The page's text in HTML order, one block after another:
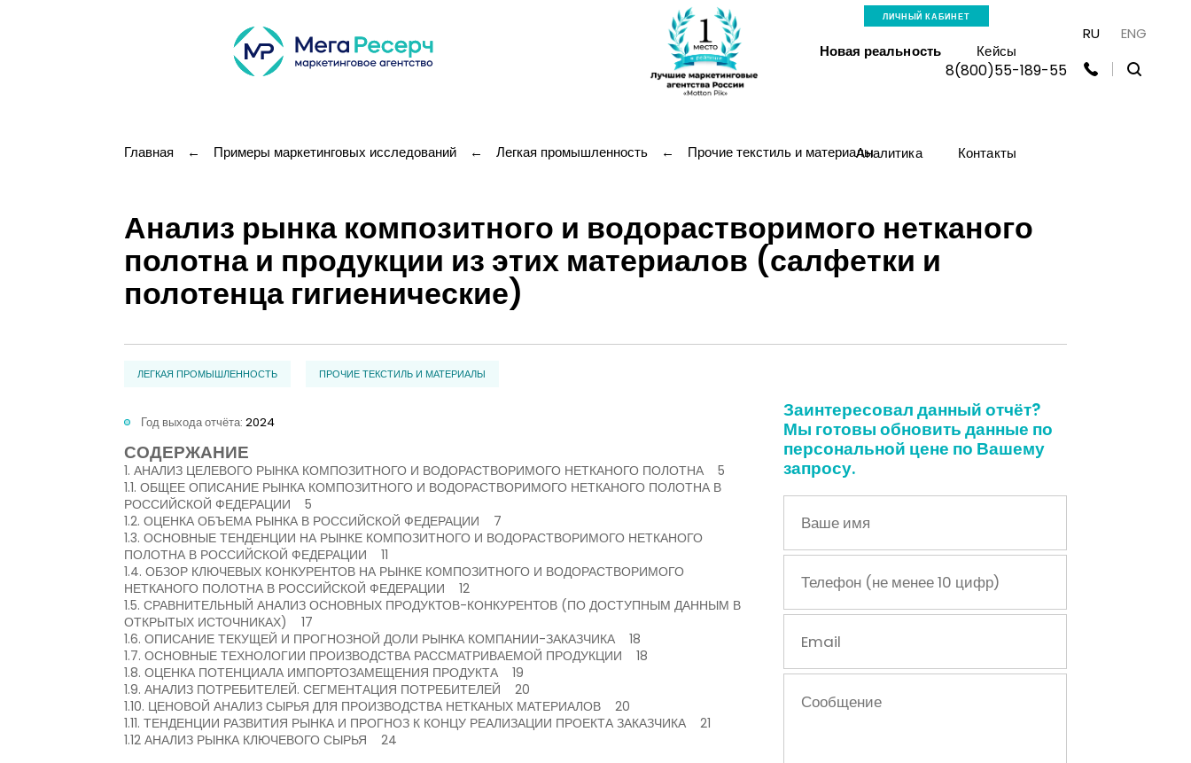
ЛИЧНЫЙ КАБИНЕТ
Новая реальность Кейсы
Аналитика Контакты
RU ENG
8(800)55-189-55
Главная ← Примеры маркетинговых исследований ← Легкая промышленность ← Прочие текстиль и материалы
Анализ рынка композитного и водорастворимого нетканого
полотна и продукции из этих материалов (салфетки и
полотенца гигиенические)
ЛЕГКАЯ ПРОМЫШЛЕННОСТЬ ПРОЧИЕ ТЕКСТИЛЬ И МАТЕРИАЛЫ
Год выхода отчёта: 2024
СОДЕРЖАНИЕ
1. АНАЛИЗ ЦЕЛЕВОГО РЫНКА КОМПОЗИТНОГО И ВОДОРАСТВОРИМОГО НЕТКАНОГО ПОЛОТНА 5
1.1. ОБЩЕЕ ОПИСАНИЕ РЫНКА КОМПОЗИТНОГО И ВОДОРАСТВОРИМОГО НЕТКАНОГО ПОЛОТНА В
РОССИЙСКОЙ ФЕДЕРАЦИИ 5
1.2. ОЦЕНКА ОБЪЕМА РЫНКА В РОССИЙСКОЙ ФЕДЕРАЦИИ 7
1.3. ОСНОВНЫЕ ТЕНДЕНЦИИ НА РЫНКЕ КОМПОЗИТНОГО И ВОДОРАСТВОРИМОГО НЕТКАНОГО
ПОЛОТНА В РОССИЙСКОЙ ФЕДЕРАЦИИ 11
1.4. ОБЗОР КЛЮЧЕВЫХ КОНКУРЕНТОВ НА РЫНКЕ КОМПОЗИТНОГО И ВОДОРАСТВОРИМОГО
НЕТКАНОГО ПОЛОТНА В РОССИЙСКОЙ ФЕДЕРАЦИИ 12
1.5. СРАВНИТЕЛЬНЫЙ АНАЛИЗ ОСНОВНЫХ ПРОДУКТОВ-КОНКУРЕНТОВ (ПО ДОСТУПНЫМ ДАННЫМ В
ОТКРЫТЫХ ИСТОЧНИКАХ) 17
1.6. ОПИСАНИЕ ТЕКУЩЕЙ И ПРОГНОЗНОЙ ДОЛИ РЫНКА КОМПАНИИ-ЗАКАЗЧИКА 18
1.7. ОСНОВНЫЕ ТЕХНОЛОГИИ ПРОИЗВОДСТВА РАССМАТРИВАЕМОЙ ПРОДУКЦИИ 18
1.8. ОЦЕНКА ПОТЕНЦИАЛА ИМПОРТОЗАМЕЩЕНИЯ ПРОДУКТА 19
1.9. АНАЛИЗ ПОТРЕБИТЕЛЕЙ. СЕГМЕНТАЦИЯ ПОТРЕБИТЕЛЕЙ 20
1.10. ЦЕНОВОЙ АНАЛИЗ СЫРЬЯ ДЛЯ ПРОИЗВОДСТВА НЕТКАНЫХ МАТЕРИАЛОВ 20
1.11. ТЕНДЕНЦИИ РАЗВИТИЯ РЫНКА И ПРОГНОЗ К КОНЦУ РЕАЛИЗАЦИИ ПРОЕКТА ЗАКАЗЧИКА 21
1.12 АНАЛИЗ РЫНКА КЛЮЧЕВОГО СЫРЬЯ 24
Заинтересовал данный отчёт?
Мы готовы обновить данные по
персональной цене по Вашему
запросу.